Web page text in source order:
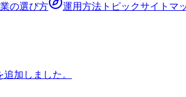
の選び方 運用方法 トピックサイトマ
加しました。